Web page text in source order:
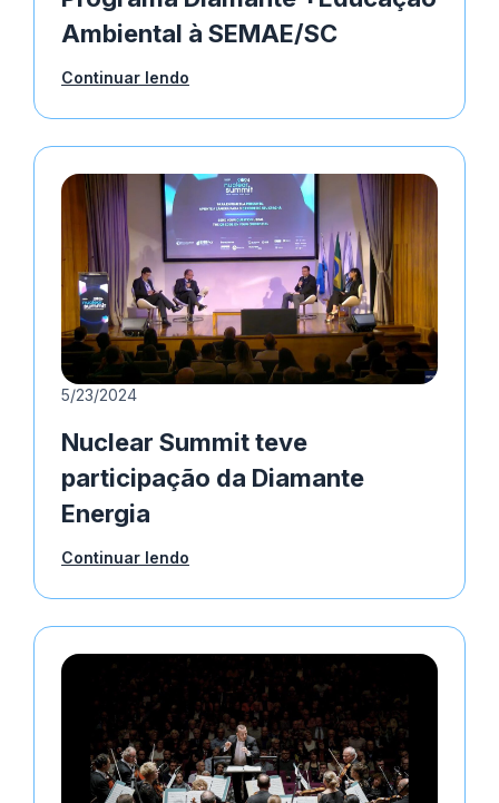
Ambiental à SEMAE/SC
Continuar lendo
5/23/2024
Nuclear Summit teve
participação da Diamante
Energia
Continuar lendo